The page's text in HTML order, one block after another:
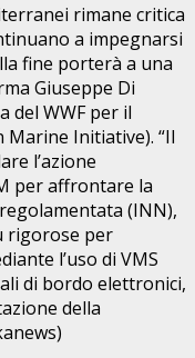
rimane critica
a impegnarsi
fine porterà a una
Giuseppe Di
del WWF per il
Initiative). “Il
l’azione
per affrontare la
(INN),
rigorose per
l’uso di VMS
di bordo elettronici,
della